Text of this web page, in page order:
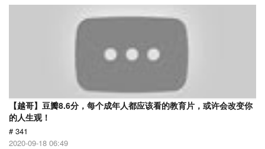
【越哥】豆瓣8.6分，每个成年人都应该看的教育片，或许会改变你
的人生观！
# 341
2020-09-18 06:49